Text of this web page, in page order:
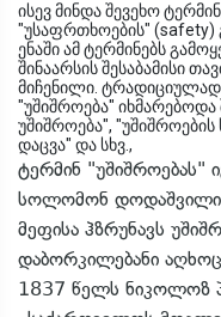
ისევ მინდა შევეხო
"უსაფრთხოების"
ენაში ამ ტერმინებს
შინაარსის შესაბამისი
მიჩენილი.
"უშიშროება" იხმარებოდა
უშიშროება",
დაცვა" და სხვ.,
ტერმინ "უშიშროებას"
სოლომონ
მეფისა ჰზრუნავს
დაბორკილებანი
1837 წელს ნიკოლოზ